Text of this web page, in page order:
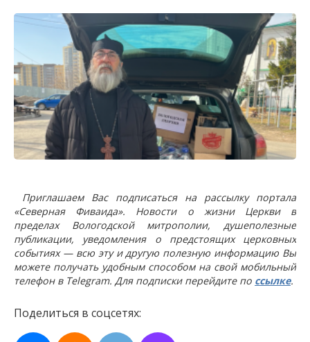
Приглашаем Вас подписаться на рассылку портала
«Северная Фиваида». Новости о жизни Церкви в
пределах Вологодской митрополии, душеполезные
публикации, уведомления о предстоящих церковных
событиях — всю эту и другую полезную информацию Вы
можете получать удобным способом на свой мобильный
телефон в Telegram. Для подписки перейдите по ссылке.
Поделиться в соцсетях: